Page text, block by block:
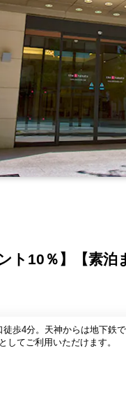
ト10％】【素
歩4分。天神からは地下鉄
してご利用いただけます。